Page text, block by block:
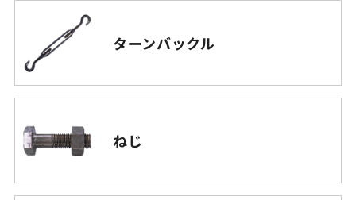
ターンバックル
ねじ